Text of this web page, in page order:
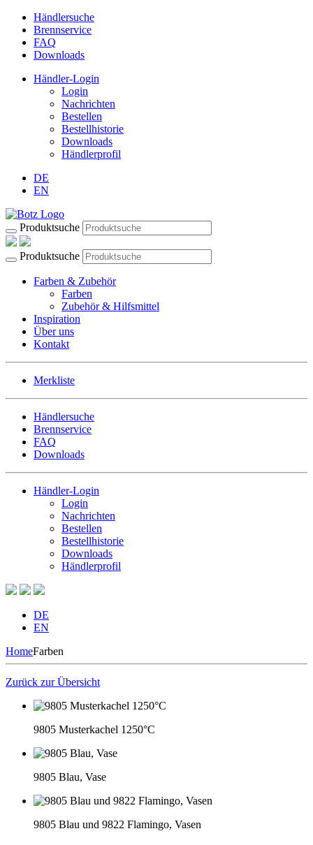
Händlersuche
Brennservice
FAQ
Downloads
Händler-Login
Login
Nachrichten
Bestellen
Bestellhistorie
Downloads
Händlerprofil
DE
EN
Produktsuche
Produktsuche
Farben & Zubehör
Farben
Zubehör & Hilfsmittel
Inspiration
Über uns
Kontakt
Merkliste
Händlersuche
Brennservice
FAQ
Downloads
Händler-Login
Login
Nachrichten
Bestellen
Bestellhistorie
Downloads
Händlerprofil
DE
EN
HomeFarben
Zurück zur Übersicht
9805 Musterkachel 1250°C
9805 Blau, Vase
9805 Blau und 9822 Flamingo, Vasen